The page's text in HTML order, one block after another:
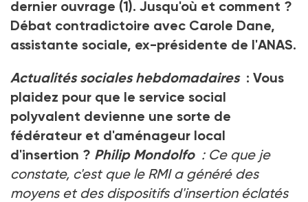
dernier ouvrage (1). Jusqu'où et comment ?
Débat contradictoire avec Carole Dane,
assistante sociale, ex-présidente de l'ANAS.
Actualités sociales hebdomadaires : Vous
plaidez pour que le service social
polyvalent devienne une sorte de
fédérateur et d'aménageur local
d'insertion ? Philip Mondolfo : Ce que je
constate, c'est que le RMI a généré des
moyens et des dispositifs d'insertion éclatés